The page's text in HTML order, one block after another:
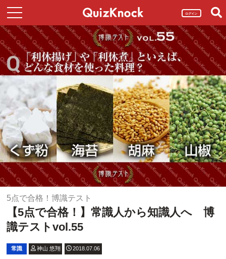
ログイン
5点で合格！博識テスト
【5点で合格！】常識人から知識人へ 博
識テストvol.55
常識 神山 悠翔 2018.07.06